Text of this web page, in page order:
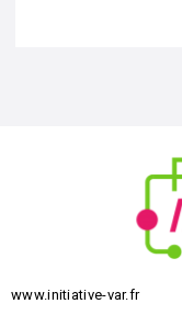
www.initiative-var.fr